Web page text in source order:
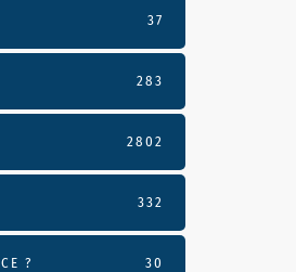
37
283
2802
332
? 30